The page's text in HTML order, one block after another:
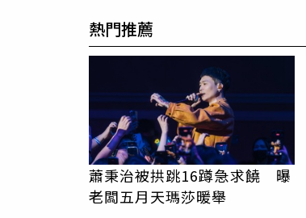
熱門推薦
蕭秉治被拱跳16蹲急求饒 曝
老闆五月天瑪莎暖舉